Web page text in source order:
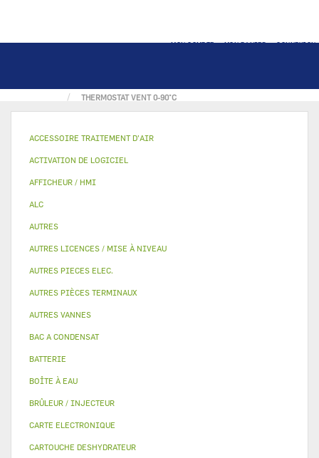
MON COMPTE MON PANIER CONNEXION
THERMOSTAT VENT 0-90°C
ACCESSOIRE TRAITEMENT D’AIR
ACTIVATION DE LOGICIEL
AFFICHEUR / HMI
ALC
AUTRES
AUTRES LICENCES / MISE À NIVEAU
AUTRES PIECES ELEC.
AUTRES PIÈCES TERMINAUX
AUTRES VANNES
BAC A CONDENSAT
BATTERIE
BOÎTE À EAU
BRÛLEUR / INJECTEUR
CARTE ELECTRONIQUE
CARTOUCHE DESHYDRATEUR